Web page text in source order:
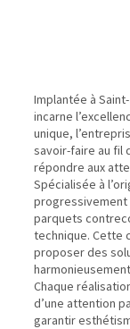
Implantée à
incarne
unique,
savoir-faire au fil
répondre aux
Spécialisée à
progressivement
parquets
technique. Cette
proposer des
Chaque
d’une attention
garantir